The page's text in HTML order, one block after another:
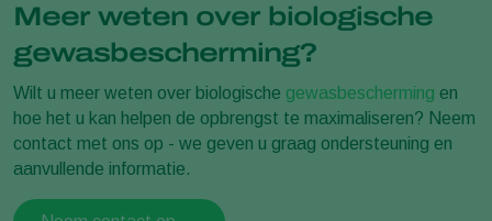
Meer weten over biologische
gewasbescherming?
Wilt u meer weten over biologische gewasbescherming en
hoe het u kan helpen de opbrengst te maximaliseren? Neem
contact met ons op - we geven u graag ondersteuning en
aanvullende informatie.